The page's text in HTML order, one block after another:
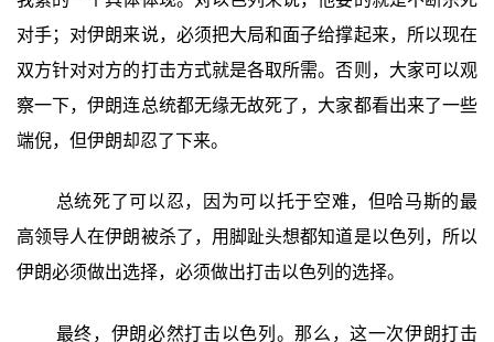
对手；对伊朗来说，必须把大局和面子给撑起来，所以现在
双方针对对方的打击方式就是各取所需。否则，大家可以观
察一下，伊朗连总统都无缘无故死了，大家都看出来了一些
端倪，但伊朗却忍了下来。
总统死了可以忍，因为可以托于空难，但哈马斯的最
高领导人在伊朗被杀了，用脚趾头想都知道是以色列，所以
伊朗必须做出选择，必须做出打击以色列的选择。
最终，伊朗必然打击以色列。那么，这一次伊朗打击